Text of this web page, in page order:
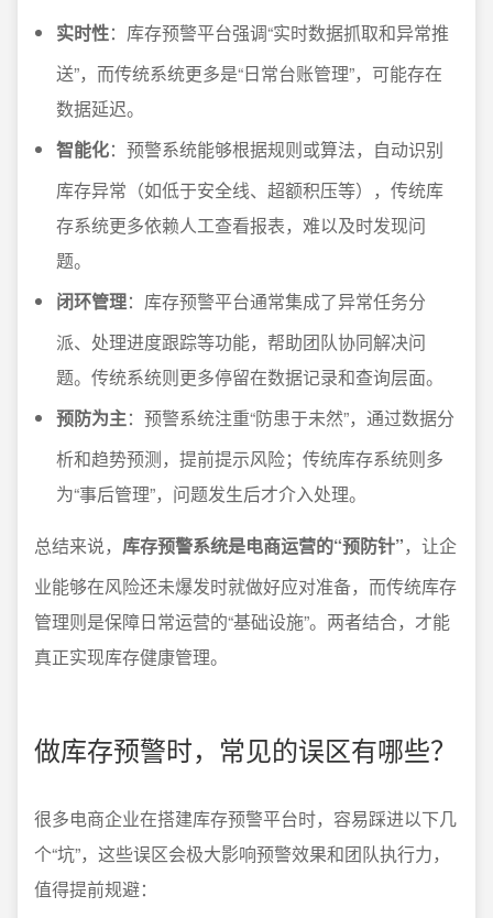
实时性：库存预警平台强调“实时数据抓取和异常推
送”，而传统系统更多是“日常台账管理”，可能存在
数据延迟。
智能化：预警系统能够根据规则或算法，自动识别
库存异常（如低于安全线、超额积压等），传统库
存系统更多依赖人工查看报表，难以及时发现问
题。
闭环管理：库存预警平台通常集成了异常任务分
派、处理进度跟踪等功能，帮助团队协同解决问
题。传统系统则更多停留在数据记录和查询层面。
预防为主：预警系统注重“防患于未然”，通过数据分
析和趋势预测，提前提示风险；传统库存系统则多
为“事后管理”，问题发生后才介入处理。
总结来说， 库存预警系统是电商运营的“预防针”，让企
业能够在风险还未爆发时就做好应对准备，而传统库存
管理则是保障日常运营的“基础设施”。两者结合，才能
真正实现库存健康管理。
做库存预警时，常见的误区有哪些？
很多电商企业在搭建库存预警平台时，容易踩进以下几
个“坑”，这些误区会极大影响预警效果和团队执行力，
值得提前规避：